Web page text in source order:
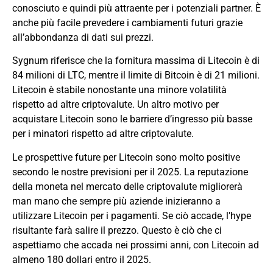
conosciuto e quindi più attraente per i potenziali partner. È
anche più facile prevedere i cambiamenti futuri grazie
all’abbondanza di dati sui prezzi.
Sygnum riferisce che la fornitura massima di Litecoin è di
84 milioni di LTC, mentre il limite di Bitcoin è di 21 milioni.
Litecoin è stabile nonostante una minore volatilità
rispetto ad altre criptovalute. Un altro motivo per
acquistare Litecoin sono le barriere d’ingresso più basse
per i minatori rispetto ad altre criptovalute.
Le prospettive future per Litecoin sono molto positive
secondo le nostre previsioni per il 2025. La reputazione
della moneta nel mercato delle criptovalute migliorerà
man mano che sempre più aziende inizieranno a
utilizzare Litecoin per i pagamenti. Se ciò accade, l’hype
risultante farà salire il prezzo. Questo è ciò che ci
aspettiamo che accada nei prossimi anni, con Litecoin ad
almeno 180 dollari entro il 2025.